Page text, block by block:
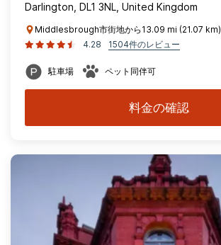
Darlington, DL1 3NL, United Kingdom
Middlesbrough市街地から13.09 mi (21.07 km)
4.28
1504件のレビュー
駐車場 ペット同伴可
料金の確認